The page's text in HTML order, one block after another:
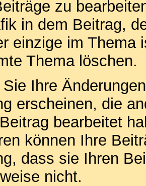
zu
in dem Beitrag,
einzige im Thema
Thema löschen.
Ihre
erscheinen, die
bearbeitet
können Ihre
dass sie Ihren
nicht.